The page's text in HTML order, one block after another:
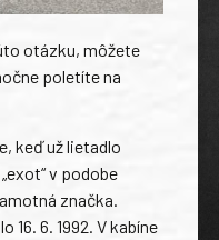
otázku, môžete
poletíte na
keď už lietadlo
v podobe
značka.
6. 1992. V kabíne